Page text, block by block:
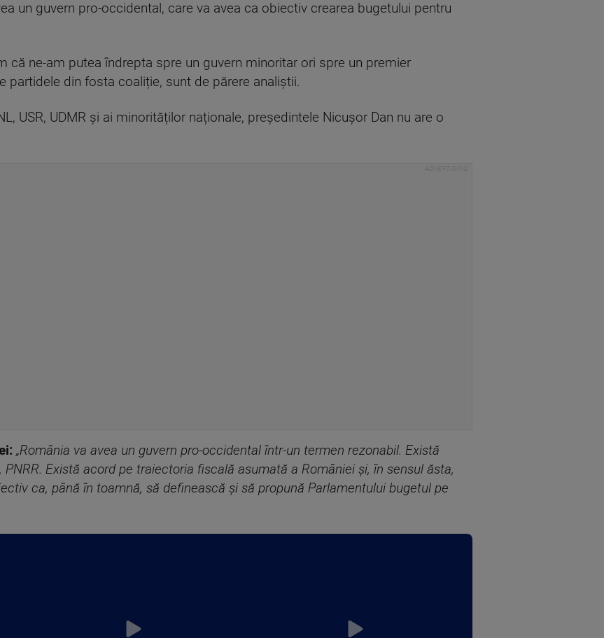
un guvern pro-occidental, care va avea ca obiectiv crearea bugetului pentru
că ne-am putea îndrepta spre un guvern minoritar ori spre un premier
partidele din fosta coaliție, sunt de părere analiștii.
USR, UDMR și ai minorităților naționale, președintele Nicușor Dan nu are o
„România va avea un guvern pro-occidental într-un termen rezonabil. Există
PNRR. Există acord pe traiectoria fiscală asumată a României și, în sensul ăsta,
ca, până în toamnă, să definească și să propună Parlamentului bugetul pe